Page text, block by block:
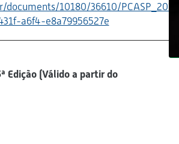
10180/36610/
a6f4-e8a79956527e
Edição (Válido a partir do